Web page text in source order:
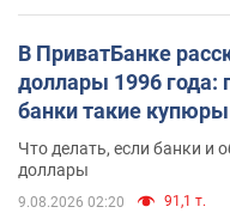
В ПриватБанке
доллары 1996 года:
банки такие купюры
Что делать, если банки и
доллары
9.08.2026 02:20 91,1 т.